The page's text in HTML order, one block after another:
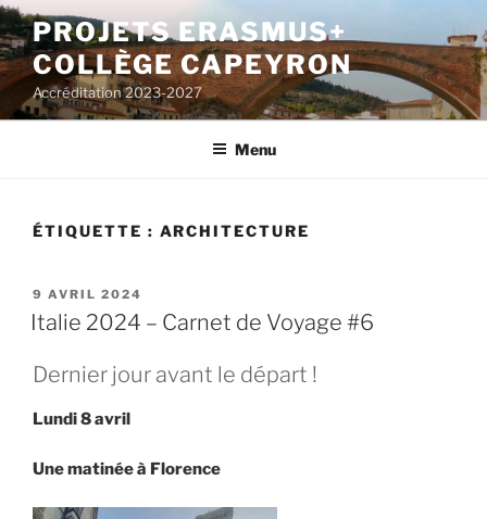
Aller
au
contenu
principal
PROJETS ERASMUS+
COLLÈGE CAPEYRON
Accréditation 2023-2027
Menu
ÉTIQUETTE : ARCHITECTURE
PUBLIÉ
LE
9 AVRIL 2024
Italie 2024 – Carnet de Voyage #6
Dernier jour avant le départ !
Lundi 8 avril
Une matinée à Florence